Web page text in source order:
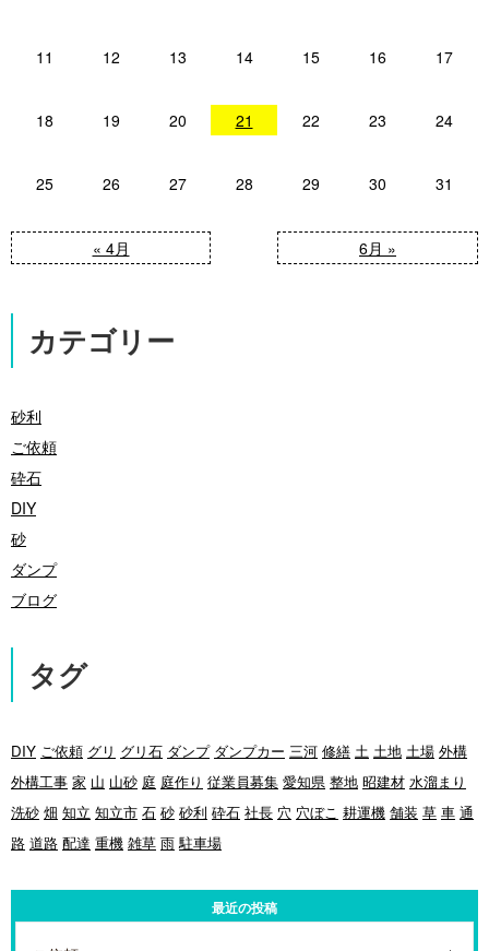
« 4月 6月 »
11 12 13 14 15 16 17
18 19 20 21 22 23 24
25 26 27 28 29 30 31
カテゴリー
砂利
ご依頼
砕石
DIY
砂
ダンプ
ブログ
タグ
DIY ご依頼 グリ グリ石 ダンプ ダンプカー 三河 修繕 土 土地 土場 外構
外構工事 家 山 山砂 庭 庭作り 従業員募集 愛知県 整地 昭建材 水溜まり
洗砂 畑 知立 知立市 石 砂 砂利 砕石 社長 穴 穴ぼこ 耕運機 舗装 草 車 通
路 道路 配達 重機 雑草 雨 駐車場
最近の投稿